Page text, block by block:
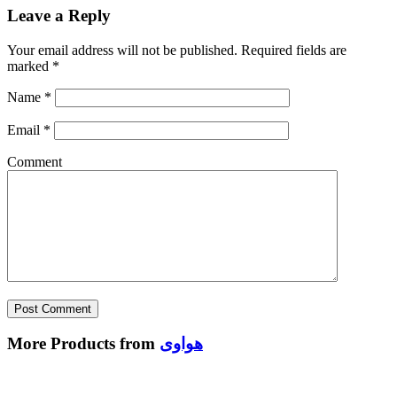
Leave a Reply
Your email address will not be published. Required fields are
marked *
Name *
Email *
Comment
More Products from هواوى